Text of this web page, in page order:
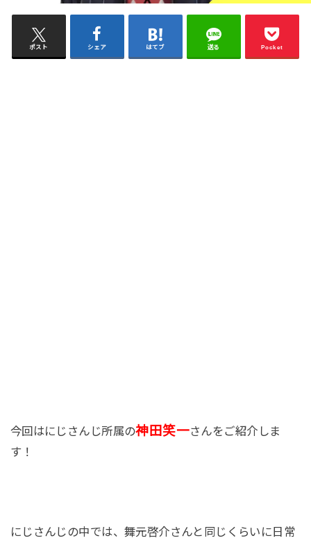
ポスト シェア はてブ 送る Pocket
今回はにじさんじ所属の神田笑一さんをご紹介しま
す！
にじさんじの中では、舞元啓介さんと同じくらいに日常